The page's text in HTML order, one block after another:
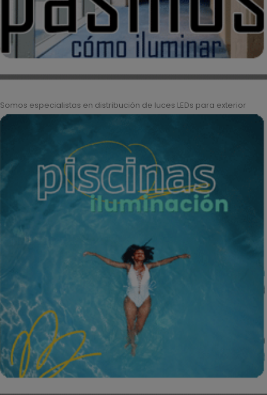
Somos especialistas en distribución de luces LEDs para exterior